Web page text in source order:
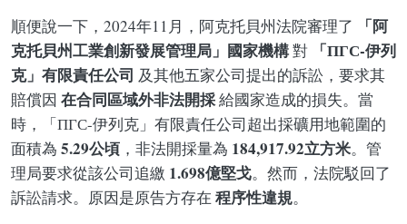
順便說一下，2024年11月，阿克托貝州法院審理了
「阿
克托貝州工業創新發展管理局」國家機構對
「ПГС-伊列
克」有限責任公司 及其他五家公司提出的訴訟，要求其
賠償因 在合同區域外非法開採給國家造成的損失。當
時，「ПГС-伊列克」有限責任公司超出採礦用地範圍的
面積為 5.29公頃 ，非法開採量為 184,917.92立方米。管
理局要求從該公司追繳 1.698億堅戈。然而，法院駁回了
訴訟請求。原因是原告方存在 程序性違規。